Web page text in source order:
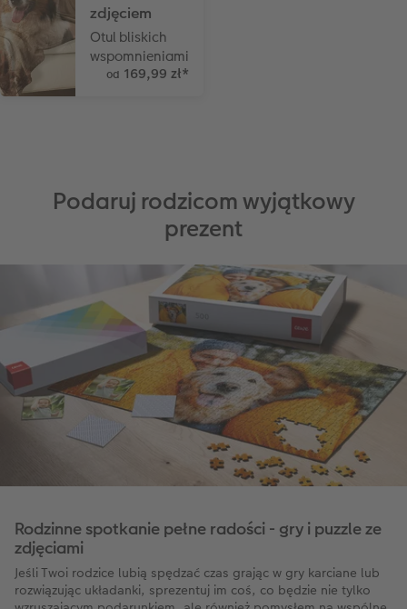
zdjęciem
Otul bliskich
wspomnieniami
od 169,99 zł*
Podaruj rodzicom wyjątkowy
prezent
Rodzinne spotkanie pełne radości - gry i puzzle ze
zdjęciami
Jeśli Twoi rodzice lubią spędzać czas grając w gry karciane lub
rozwiązując układanki, sprezentuj im coś, co będzie nie tylko